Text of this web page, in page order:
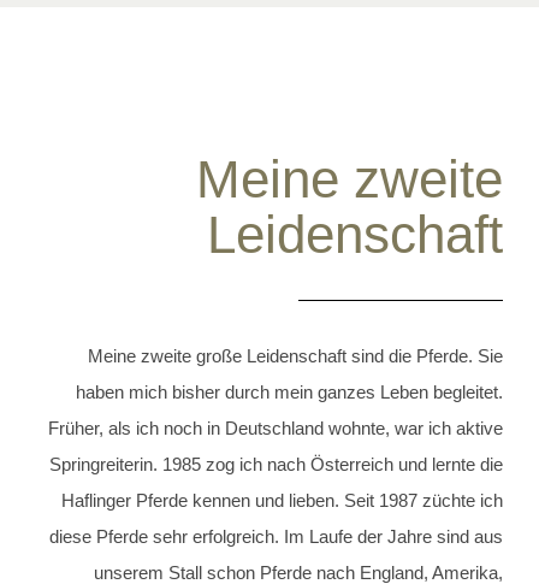
Meine zweite
Leidenschaft
Meine zweite große Leidenschaft sind die Pferde. Sie
haben mich bisher durch mein ganzes Leben begleitet.
Früher, als ich noch in Deutschland wohnte, war ich aktive
Springreiterin. 1985 zog ich nach Österreich und lernte die
Haflinger Pferde kennen und lieben. Seit 1987 züchte ich
diese Pferde sehr erfolgreich. Im Laufe der Jahre sind aus
unserem Stall schon Pferde nach England, Amerika,